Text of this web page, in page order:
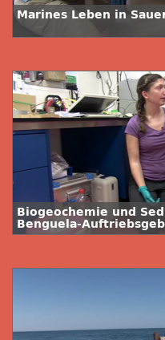
Marines Leben in
Biogeochemie und
Benguela-